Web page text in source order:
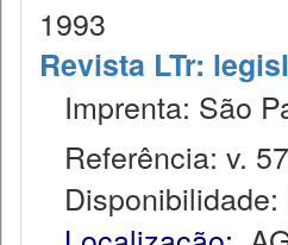
1993
Revista LTr:
Imprenta: São
Referência: v.
Disponibilidade: